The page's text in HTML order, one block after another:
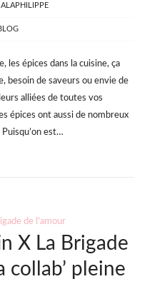
les épices dans la cuisine, ça
besoin de saveurs ou envie de
alliées de toutes vos
épices ont aussi de nombreux
est…
X La Brigade
collab’ pleine